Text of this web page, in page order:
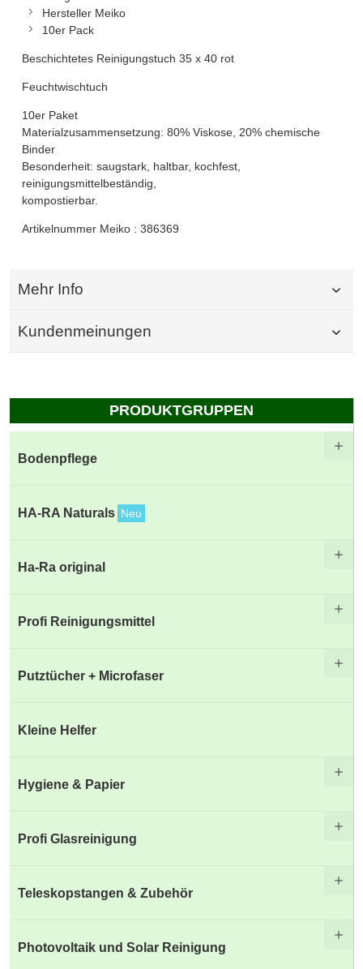
Hersteller Meiko
10er Pack
Beschichtetes Reinigungstuch 35 x 40 rot
Feuchtwischtuch
10er Paket
Materialzusammensetzung: 80% Viskose, 20% chemische
Binder
Besonderheit: saugstark, haltbar, kochfest,
reinigungsmittelbeständig,
kompostierbar.
Artikelnummer Meiko : 386369
Mehr Info
Kundenmeinungen
PRODUKTGRUPPEN
Bodenpflege
HA-RA Naturals Neu
Ha-Ra original
Profi Reinigungsmittel
Putztücher + Microfaser
Kleine Helfer
Hygiene & Papier
Profi Glasreinigung
Teleskopstangen & Zubehör
Photovoltaik und Solar Reinigung